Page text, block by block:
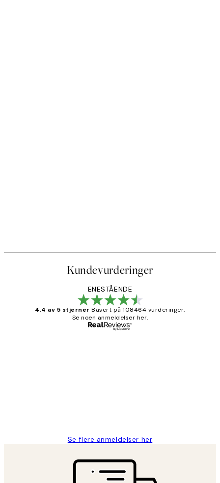
Kundevurderinger
ENESTÅENDE
4.4 av 5 stjerner Basert på 108464 vurderinger.
Se noen anmeldelser her.
Se flere anmeldelser her